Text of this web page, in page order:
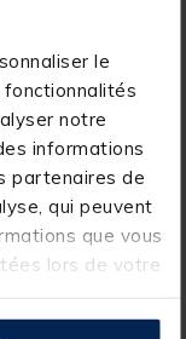
le
notre
informations
partenaires de
qui peuvent
que vous
lors de votre
votre